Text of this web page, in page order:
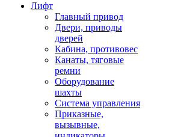
Лифт
Главный привод
Двери, приводы
дверей
Кабина, противовес
Канаты, тяговые
ремни
Оборудование
шахты
Система управления
Приказные,
вызывные,